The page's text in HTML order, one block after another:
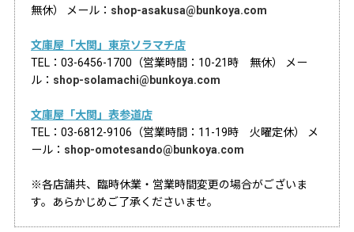
無休） メール： shop-asakusa@bunkoya.com
文庫屋「大関」東京ソラマチ店
TEL：03-6456-1700（営業時間：10-21時 無休） メー
ル： shop-solamachi@bunkoya.com
文庫屋「大関」表参道店
TEL：03-6812-9106（営業時間：11-19時 火曜定休） メ
ール： shop-omotesando@bunkoya.com
※各店舗共、臨時休業・営業時間変更の場合がございま
す。あらかじめご了承くださいませ。